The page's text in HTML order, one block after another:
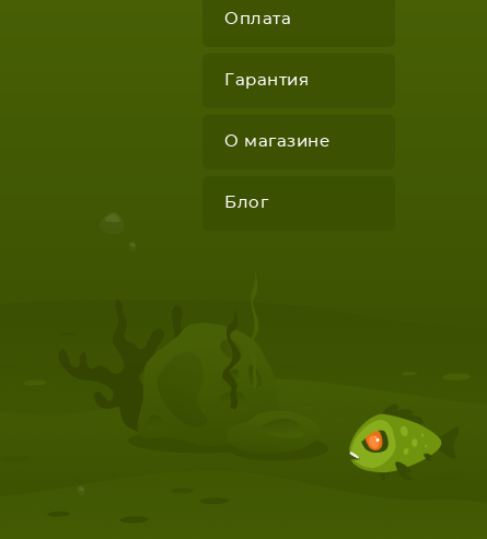
Оплата
Гарантия
О магазине
Блог